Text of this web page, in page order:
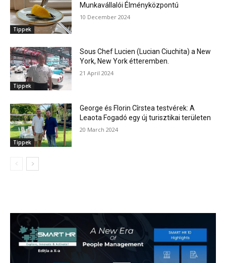
Tippek
Munkavállalói Élményközpontú
10 December 2024
Tippek
Sous Chef Lucien (Lucian Ciuchita) a New
York, New York étteremben.
21 April 2024
Tippek
George és Florin Cîrstea testvérek: A
Leaota Fogadó egy új turisztikai területen
20 March 2024